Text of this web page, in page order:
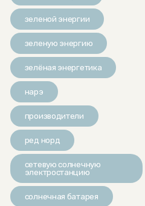
зеленой энергии
зеленую энергию
зелёная энергетика
нарэ
производители
ред норд
сетевую солнечную
электростанцию
солнечная батарея